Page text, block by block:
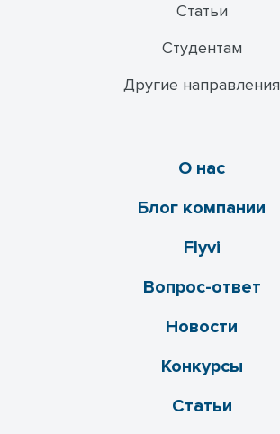
Статьи
Студентам
Другие направления
О нас
Блог компании
Flyvi
Вопрос-ответ
Новости
Конкурсы
Статьи